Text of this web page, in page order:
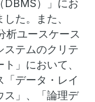
DBMS）」にお
た。また、
析ユースケース
ステムのクリテ
」において、
データ・レイ
ス」、「論理デ